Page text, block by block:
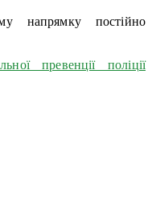
напрямку постійно
превенції поліції